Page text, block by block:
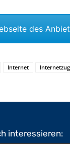
des
Internet
interessieren: